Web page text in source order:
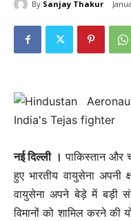
By Sanjay Thakur
नई दिल्ली । पाकिस्तान और
हुए भारतीय वायुसेना
वायुसेना अपने बेड़े में बड़ी
विमानों को शामिल करने की